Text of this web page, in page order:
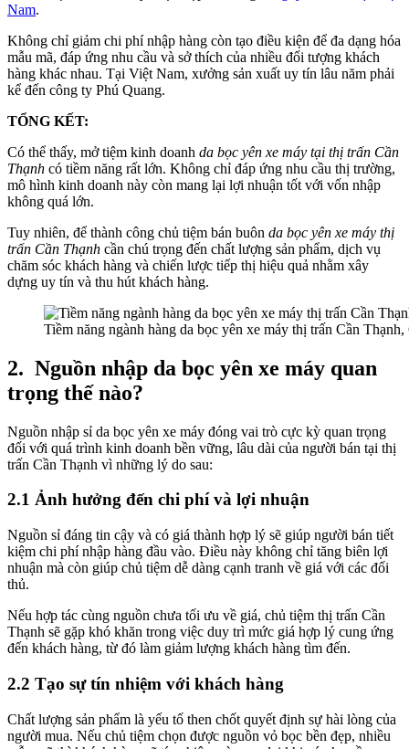
Nam.
Không chỉ giảm chi phí nhập hàng còn tạo điều kiện để đa dạng hóa
mẫu mã, đáp ứng nhu cầu và sở thích của nhiều đối tượng khách
hàng khác nhau. Tại Việt Nam, xưởng sản xuất uy tín lâu năm phải
kể đến công ty Phú Quang.
TỔNG KẾT:
Có thể thấy, mở tiệm kinh doanh da bọc yên xe máy tại thị trấn Cần
Thạnh có tiềm năng rất lớn. Không chỉ đáp ứng nhu cầu thị trường,
mô hình kinh doanh này còn mang lại lợi nhuận tốt với vốn nhập
không quá lớn.
Tuy nhiên, để thành công chủ tiệm bán buôn da bọc yên xe máy thị
trấn Cần Thạnh cần chú trọng đến chất lượng sản phẩm, dịch vụ
chăm sóc khách hàng và chiến lược tiếp thị hiệu quả nhằm xây
dựng uy tín và thu hút khách hàng.
Tiềm năng ngành hàng da bọc yên xe máy thị trấn Cần
2. Nguồn nhập da bọc yên xe máy quan
trọng thế nào?
Nguồn nhập sỉ da bọc yên xe máy đóng vai trò cực kỳ quan trọng
đối với quá trình kinh doanh bền vững, lâu dài của người bán tại thị
trấn Cần Thạnh vì những lý do sau:
2.1 Ảnh hưởng đến chi phí và lợi nhuận
Nguồn sỉ đáng tin cậy và có giá thành hợp lý sẽ giúp người bán tiết
kiệm chi phí nhập hàng đầu vào. Điều này không chỉ tăng biên lợi
nhuận mà còn giúp chủ tiệm dễ dàng cạnh tranh về giá với các đối
thủ.
Nếu hợp tác cùng nguồn chưa tối ưu về giá, chủ tiệm thị trấn Cần
Thạnh sẽ gặp khó khăn trong việc duy trì mức giá hợp lý cung ứng
đến khách hàng, từ đó làm giảm lượng khách hàng tìm đến.
2.2 Tạo sự tín nhiệm với khách hàng
Chất lượng sản phẩm là yếu tố then chốt quyết định sự hài lòng của
người mua. Nếu chủ tiệm chọn được nguồn vỏ bọc bền đẹp, nhiều